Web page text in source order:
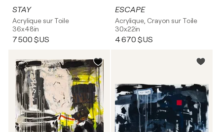
STAY
Acrylique sur Toile
36x48in
7 500 $US
ESCAPE
Acrylique, Crayon sur Toile
30x22in
4 670 $US